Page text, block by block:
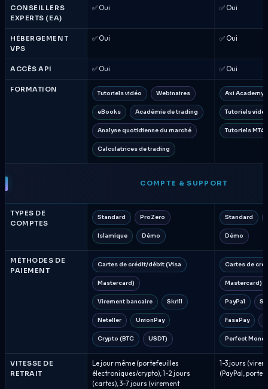
CONSEILLERS
EXPERTS (EA)
✅ Oui ✅ Oui
HÉBERGEMENT
VPS
✅ Oui ✅ Oui
ACCÈS API ✅ Oui ✅ Oui
FORMATION Tutoriels vidéo Webinaires
eBooks Académie de trading
Analyse quotidienne du marché
Calculatrices de trading
Axi Academy
Tutoriels
Tutoriels MT4
COMPTE & SUPPORT
TYPES DE
COMPTES
Standard ProZero
Islamique Démo
Standard
Démo
MÉTHODES DE
PAIEMENT
Cartes de crédit/débit (Visa
Mastercard)
Virement bancaire Skrill
Neteller UnionPay
Crypto (BTC USDT)
Cartes de
Mastercard)
PayPal
FasaPay
Perfect Money
VITESSE DE
RETRAIT
Le jour même (portefeuilles
électroniques/crypto), 1-2 jours
(cartes), 3-7 jours (virement
1-3 jours
(PayPal,